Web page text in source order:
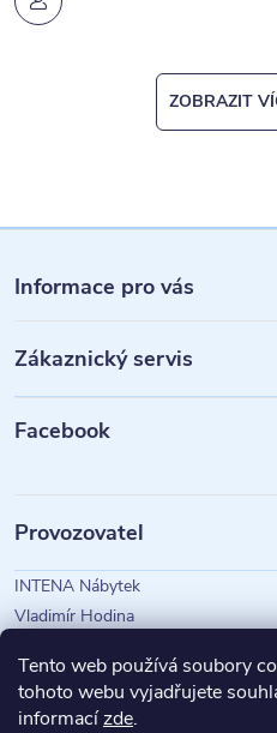
Tento web používá soubory
tohoto webu vyjadřujete
informacízde.
ZOBRAZIT
á
p
a
Informace pro vás
Zákaznický servis
Facebook
Provozovatel
INTENA Nábytek
Vladimír Hodina